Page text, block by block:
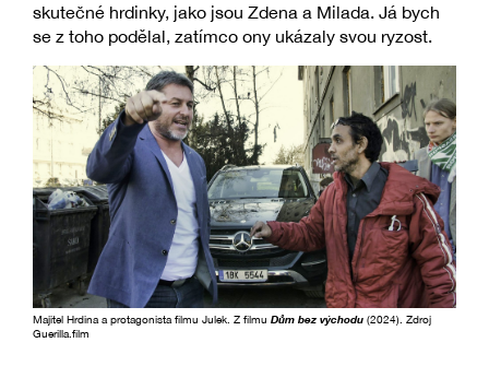
skutečné hrdinky, jako jsou Zdena a Milada. Já bych
se z toho podělal, zatímco ony ukázaly svou ryzost.
Majitel Hrdina a protagonista filmu Julek. Z filmu Dům bez východu (2024). Zdroj
Guerilla.film